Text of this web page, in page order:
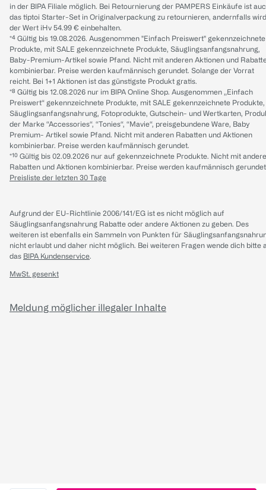
in der BIPA Filiale möglich. Bei Retournierung der PAMPERS Einkäufe ist
das tiptoi Starter-Set in Originalverpackung zu retournieren, andernfalls wird
der Wert iHv 54.99 € einbehalten.
*⁴ Gültig bis 19.08.2026. Ausgenommen "Einfach Preiswert" gekennzeichnete
Produkte, mit SALE gekennzeichnete Produkte, Säuglingsanfangsnahrung,
Baby-Premium-Artikel sowie Pfand. Nicht mit anderen Aktionen und
kombinierbar. Preise werden kaufmännisch gerundet. Solange der Vorrat
reicht. Bei 1+1 Aktionen ist das günstigste Produkt gratis.
*⁸ Gültig bis 12.08.2026 nur im BIPA Online Shop. Ausgenommen „Einfach
Preiswert“ gekennzeichnete Produkte, mit SALE gekennzeichnete Produkte,
Säuglingsanfangsnahrung, Fotoprodukte, Gutschein- und Wertkarten,
der Marke “Accessories“, “Tonies“, “Mavie“, preisgebundene Ware, Baby
Premium- Artikel sowie Pfand. Nicht mit anderen Rabatten und Aktionen
kombinierbar. Preise werden kaufmännisch gerundet.
*¹⁰ Gültig bis 02.09.2026 nur auf gekennzeichnete Produkte. Nicht mit
Rabatten und Aktionen kombinierbar. Preise werden kaufmännisch
Preisliste der letzten 30 Tage
Aufgrund der EU-Richtlinie 2006/141/EG ist es nicht möglich auf
Säuglingsanfangsnahrung Rabatte oder andere Aktionen zu geben. Des
weiteren ist ebenfalls ein Sammeln von Punkten für
nicht erlaubt und daher nicht möglich. Bei weiteren Fragen wende dich bitte
das BIPA Kundenservice.
MwSt. gesenkt
Meldung möglicher illegaler Inhalte